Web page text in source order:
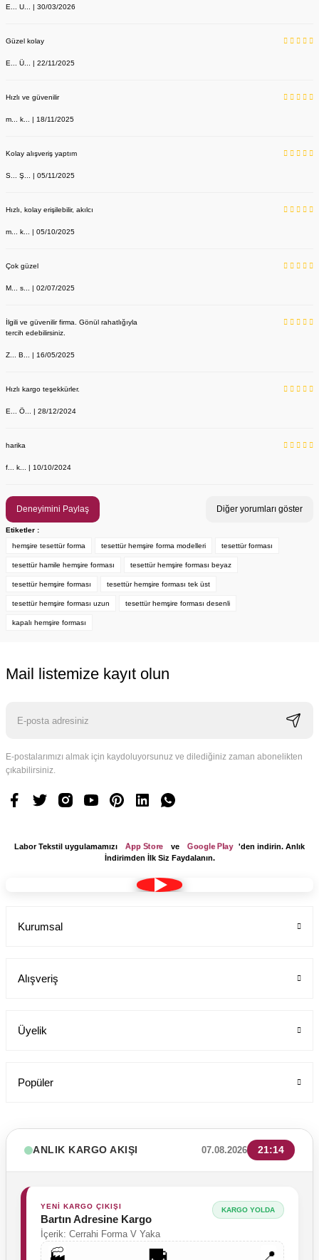
YENİ ÜRÜN
Labor Medikal Tekstil
199,00 TL
E... U... | 30/03/2026
Güzel kolay
E... Ü... | 22/11/2025
Hızlı ve güvenilir
m... k... | 18/11/2025
Kolay alışveriş yaptım
S... Ş... | 05/11/2025
Hızlı, kolay erişilebilir, akılcı
m... k... | 05/10/2025
Çok güzel
M... s... | 02/07/2025
İlgili ve güvenilir firma. Gönül rahatlığıyla
tercih edebilirsiniz.
Z... B... | 16/05/2025
Hızlı kargo teşekkürler.
E... Ö... | 28/12/2024
harika
f... k... | 10/10/2024
Deneyimini Paylaş Diğer yorumları göster
Etiketler :
hemşire tesettür forma
tesettür hemşire forma modelleri tesettür forması
tesettür hamile hemşire forması tesettür hemşire forması beyaz
tesettür hemşire forması tesettür hemşire forması tek üst
tesettür hemşire forması uzun tesettür hemşire forması desenli
kapalı hemşire forması
Mail listemize kayıt olun
E-postalarımızı almak için kaydoluyorsunuz ve dilediğiniz zaman abonelikten
çıkabilirsiniz.
Labor Tekstil uygulamamızı App Store ve Google Play 'den indirin. Anlık
İndirimden İlk Siz Faydalanın.
Kurumsal
Alışveriş
Üyelik
Popüler
ANLIK KARGO AKIŞI 07.08.2026 21:14
YENİ KARGO ÇIKIŞI
Bartın Adresine Kargo
İçerik: Cerrahi Forma V Yaka
KARGO YOLDA